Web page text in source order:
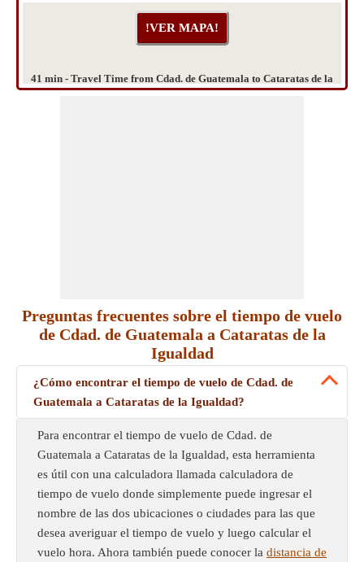
41 min - Travel Time from Cdad. de Guatemala to Cataratas de la
Preguntas frecuentes sobre el tiempo de vuelo
de Cdad. de Guatemala a Cataratas de la
Igualdad
¿Cómo encontrar el tiempo de vuelo de Cdad. de
Guatemala a Cataratas de la Igualdad?
Para encontrar el tiempo de vuelo de Cdad. de
Guatemala a Cataratas de la Igualdad, esta herramienta
es útil con una calculadora llamada calculadora de
tiempo de vuelo donde simplemente puede ingresar el
nombre de las dos ubicaciones o ciudades para las que
desea averiguar el tiempo de vuelo y luego calcular el
vuelo hora. Ahora también puede conocer la distancia de